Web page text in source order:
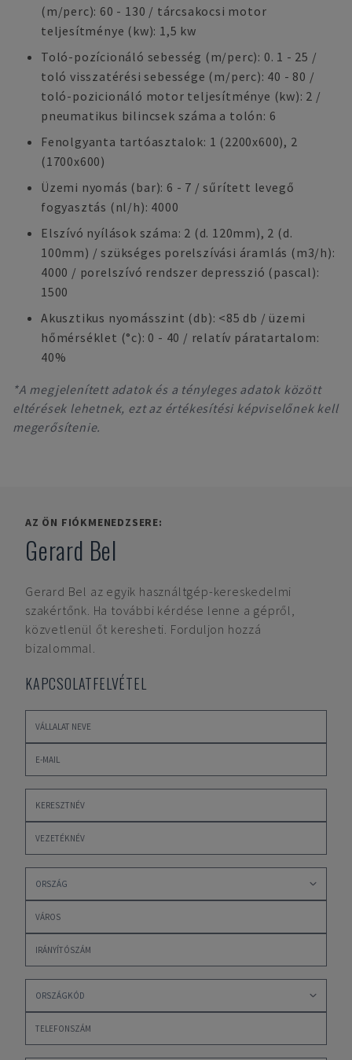
(m/perc): 60 - 130 / tárcsakocsi motor
teljesítménye (kw): 1,5 kw
Toló-pozícionáló sebesség (m/perc): 0. 1 - 25 /
toló visszatérési sebessége (m/perc): 40 - 80 /
toló-pozicionáló motor teljesítménye (kw): 2 /
pneumatikus bilincsek száma a tolón: 6
Fenolgyanta tartóasztalok: 1 (2200x600), 2
(1700x600)
Üzemi nyomás (bar): 6 - 7 / sűrített levegő
fogyasztás (nl/h): 4000
Elszívó nyílások száma: 2 (d. 120mm), 2 (d.
100mm) / szükséges porelszívási áramlás (m3/h):
4000 / porelszívó rendszer depresszió (pascal):
1500
Akusztikus nyomásszint (db): <85 db / üzemi
hőmérséklet (°c): 0 - 40 / relatív páratartalom:
40%
*A megjelenített adatok és a tényleges adatok között
eltérések lehetnek, ezt az értékesítési képviselőnek kell
megerősítenie.
AZ ÖN FIÓKMENEDZSERE:
Gerard Bel
Gerard Bel az egyik használtgép-kereskedelmi
szakértőnk. Ha további kérdése lenne a gépről,
közvetlenül őt keresheti. Forduljon hozzá
bizalommal.
KAPCSOLATFELVÉTEL